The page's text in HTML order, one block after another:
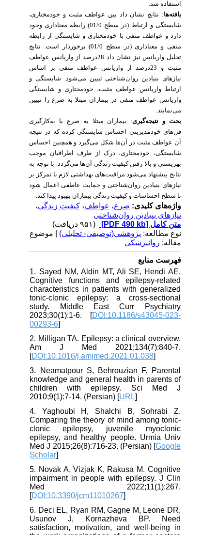
استفاده شد.
یافته‌ها:نتایج نشان دادبین عواطف مثبت و خودمختاری ،
شایستگی و ارتباط (در سطح 01/0) رابطه معناداری وجود
دارد و عواطف منفی با خودمختاریو شایستگی از رابطه
منفی و معناداری (در سطح 01/0) برخوردار است. نتایج
تحلیل واریانس نیز نشان داد 28درصد
از واریانس عواطف
مثبت و23درصد
از واریانس عواطف منفی بر اساس
نیازهای بنیادین روان‌شناختی تبیین می‌شود. شایستگی
و
ارتباط واریانس عواطف مثبت، خودمختاری و شایستگی
واریانس عواطف منفی در بیماران مبتلا به صرع را تبیین
می‌نمایند.
بحث و نتیجه‌گیری :بیماران مبتلا به صرع با به‌کارگیری
فن‌های خودمدیریتی احساس شایستگی کرده که در نتیجه
آن عواطف مثبت در آن‌ها شکل می‌گیرد و همچنین احساس
شایستگی، خودمختاری، درک از طرف اطرافیان موجب
بهزیستی و بالا رفتن کیفیت زندگی آن‌ها می‌گردد.با توجه به
نتایج پیشنهاد می‌شود مراقبت‌های بهداشتی لازم با تمرکز بر
نیازهای بنیادین روان‌شناختی و حمایت عاطفی اعمال شود
تا سطح احساسات و کیفیت زندگی بیماران بهبود پیدا کند.
واژه‌های کلیدی:صرع ،عواطف،کیفیت زندگی،
نیازهای بنیادین روان‌شناختی
متن کامل[PDF 490 kb]
نوع مطالعه:پژوهشي(توصیفی- تحلیلی) | موضوع
مقاله:روانپزشکی
فهرست منابع
1. Sayed NM, Aldin MT, Ali SE, Hendi AE.
Cognitive functions and epilepsy-related
characteristics in patients with generalized
tonic-clonic epilepsy: a cross-sectional
study. Middle East Curr Psychiatry
2023;30(1):1-6. [DOI:10.1186/s43045-023-
00293-6
2. Milligan TA. Epilepsy: a clinical overview.
Am J Med 2021;134(7):840-7.
[DOI:10.1016/j.amjmed.2021.01.038
3. Neamatpour S, Behrouzian F. Parental
knowledge and general health in parents of
children with epilepsy. Sci Med J
2010;9(1):7-14. (Persian) [URL
4. Yaghoubi H, Shalchi B, Sohrabi Z.
Comparing the theory of mind among tonic-
clonic epilepsy, juvenile myoclonic
epilepsy, and healthy people. Urmia Univ
Med J 2015;26(8):716-23. (Persian) [Google
Scholar
5. Novak A, Vizjak K, Rakusa M. Cognitive
impairment in people with epilepsy. J Clin
Med 2022;11(1):267.
[DOI:10.3390/jcm11010267
6. Deci EL, Ryan RM, Gagne M, Leone DR,
Usunov J, Kornazheva BP. Need
satisfaction, motivation, and well-being in